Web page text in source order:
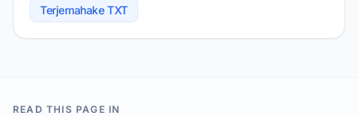
Terjemahake TXT
READ THIS PAGE IN